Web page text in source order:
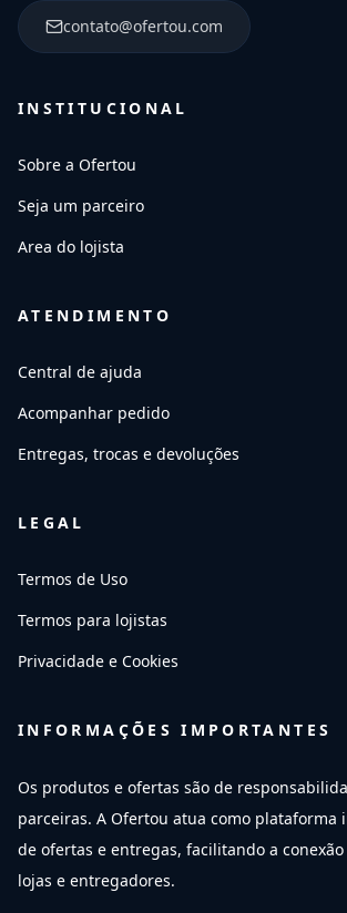
contato@ofertou.com
INSTITUCIONAL
Sobre a Ofertou
Seja um parceiro
Area do lojista
ATENDIMENTO
Central de ajuda
Acompanhar pedido
Entregas, trocas e devoluções
LEGAL
Termos de Uso
Termos para lojistas
Privacidade e Cookies
INFORMAÇÕES IMPORTANTES
Os produtos e ofertas são de
parceiras. A Ofertou atua como plataforma
de ofertas e entregas, facilitando a
lojas e entregadores.